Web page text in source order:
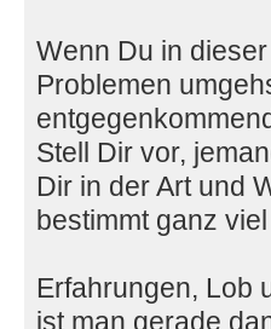
Wenn Du in
Problemen
Stell Dir vor,
Dir in der Art und
bestimmt ganz
Erfahrungen, Lob
ist man gerade